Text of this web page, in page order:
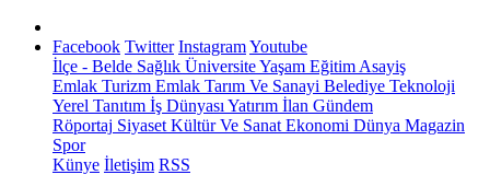
Facebook Twitter InstagramYoutube
İlçe - Belde Sağlık ÜniversiteYaşam Eğitim Asayiş
Emlak Turizm Emlak Tarım Ve Sanayi Belediye Teknoloji
Yerel Tanıtım İş Dünyası Yatırım İlan Gündem
Röportaj Siyaset Kültür Ve Sanat Ekonomi Dünya Magazin
Spor
Künye İletişim RSS